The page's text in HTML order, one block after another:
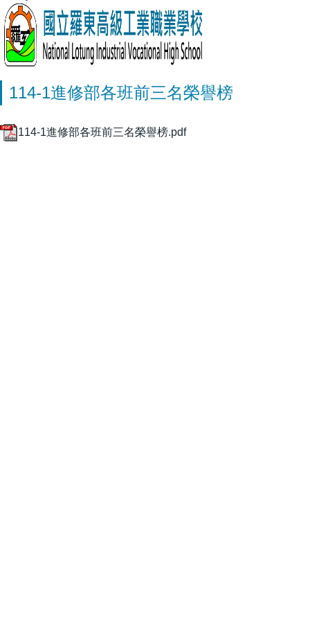
114-1進修部各班前三名榮譽榜
114-1進修部各班前三名榮譽榜.pdf